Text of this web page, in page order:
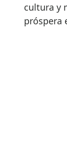
cultura y
próspera